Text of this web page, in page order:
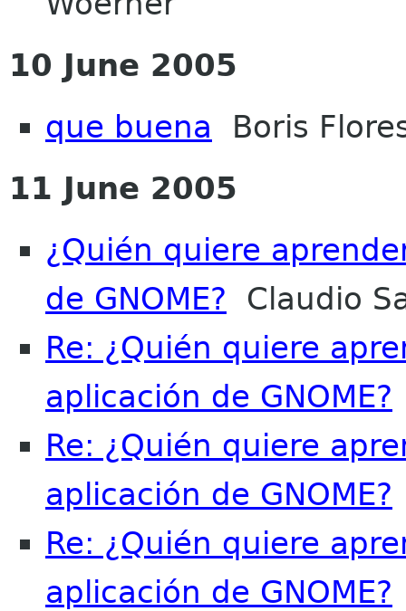
10 June 2005
que buena Boris
11 June 2005
¿Quién quiere
de GNOME? Claudio
Re: ¿Quién quiere
aplicación de GNOME?
Re: ¿Quién quiere
aplicación de GNOME?
Re: ¿Quién quiere
aplicación de GNOME?